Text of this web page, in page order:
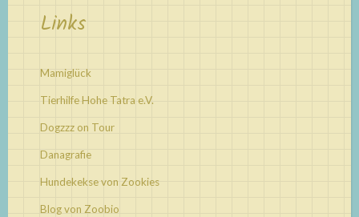
Links
Mamiglück
Tierhilfe Hohe Tatra e.V.
Dogzzz on Tour
Danagrafie
Hundekekse von Zookies
Blog von Zoobio